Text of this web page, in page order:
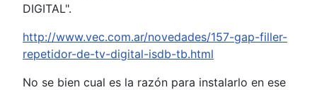
DIGITAL".
http://www.vec.com.ar/novedades/157-gap-filler-
repetidor-de-tv-digital-isdb-tb.html
No se bien cual es la razón para instalarlo en ese